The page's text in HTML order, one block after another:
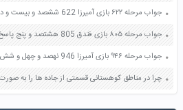
جواب مرحله ۶۲۲ بازی آمیرزا 622 ششصد و بیست و دو پاسخ
جواب مرحله ۸۰۵ بازی فندق 805 هشتصد و پنج پاسخ
جواب مرحله ۹۴۶ بازی آمیرزا 946 نهصد و چهل و شش پاسخ